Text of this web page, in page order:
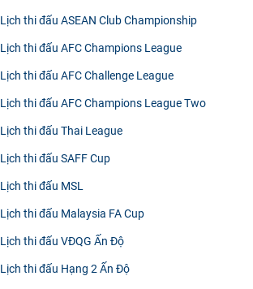
Lịch thi đấu ASEAN Club Championship
Lịch thi đấu AFC Champions League
Lịch thi đấu AFC Challenge League
Lịch thi đấu AFC Champions League Two
Lịch thi đấu Thai League
Lịch thi đấu SAFF Cup
Lịch thi đấu MSL
Lịch thi đấu Malaysia FA Cup
Lịch thi đấu VĐQG Ấn Độ
Lịch thi đấu Hạng 2 Ấn Độ